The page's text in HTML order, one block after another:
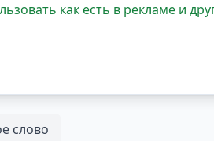
как есть в рекламе и
слово